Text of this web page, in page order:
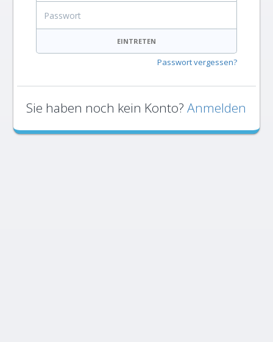
EINTRETEN
Passwort vergessen?
Sie haben noch kein Konto? Anmelden